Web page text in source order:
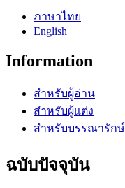
ภาษาไทย
English
Information
สำหรับผู้อ่าน
สำหรับผู้แต่ง
สำหรับบรรณารักษ์
ฉบับปัจจุบัน